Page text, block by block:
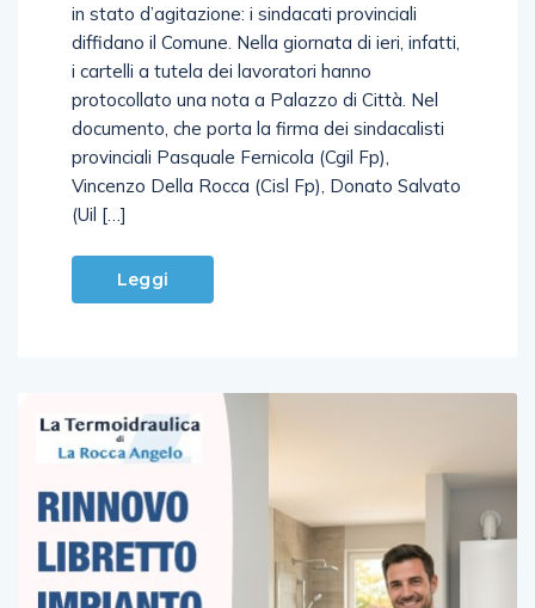
in stato d’agitazione: i sindacati provinciali
diffidano il Comune. Nella giornata di ieri, infatti,
i cartelli a tutela dei lavoratori hanno
protocollato una nota a Palazzo di Città. Nel
documento, che porta la firma dei sindacalisti
provinciali Pasquale Fernicola (Cgil Fp),
Vincenzo Della Rocca (Cisl Fp), Donato Salvato
(Uil […]
Leggi